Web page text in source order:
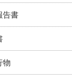
報告書・事業計
画書等
告書
物